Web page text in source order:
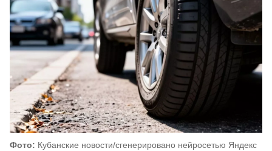
Фото: Кубанские новости/сгенерировано нейросетью Яндекс